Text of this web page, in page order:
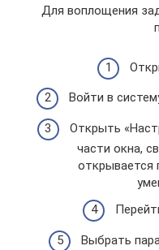
Для воплощения
Войти в
Открыть
части окна,
открывается
Выбрать